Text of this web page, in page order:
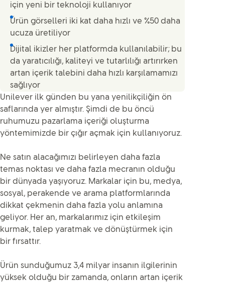
için yeni bir teknoloji kullanıyor
Ürün görselleri iki kat daha hızlı ve %50 daha
ucuza üretiliyor
Dijital ikizler her platformda kullanılabilir; bu
da yaratıcılığı, kaliteyi ve tutarlılığı artırırken
artan içerik talebini daha hızlı karşılamamızı
sağlıyor
Unilever ilk günden bu yana yenilikçiliğin ön
saflarında yer almıştır. Şimdi de bu öncü
ruhumuzu pazarlama içeriği oluşturma
yöntemimizde bir çığır açmak için kullanıyoruz.
Ne satın alacağımızı belirleyen daha fazla
temas noktası ve daha fazla mecranın olduğu
bir dünyada yaşıyoruz. Markalar için bu, medya,
sosyal, perakende ve arama platformlarında
dikkat çekmenin daha fazla yolu anlamına
geliyor. Her an, markalarımız için etkileşim
kurmak, talep yaratmak ve dönüştürmek için
bir fırsattır.
Ürün sunduğumuz 3,4 milyar insanın ilgilerinin
yüksek olduğu bir zamanda, onların artan içerik